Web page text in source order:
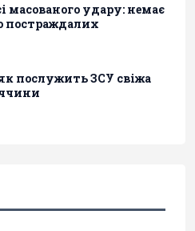
масованого удару: немає
постраждалих
послужить ЗСУ свіжа